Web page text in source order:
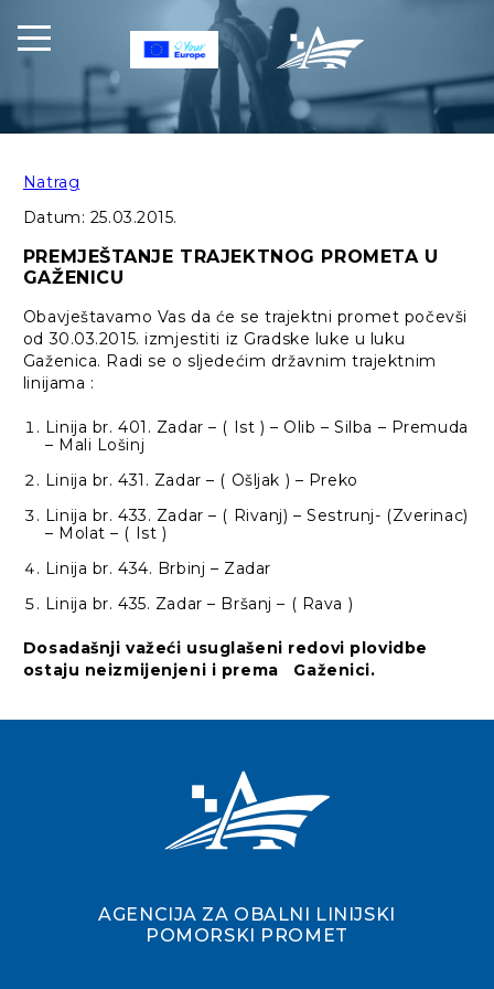
Natrag
Datum: 25.03.2015.
PREMJEŠTANJE TRAJEKTNOG PROMETA U
GAŽENICU
Obavještavamo Vas da će se trajektni promet počevši
od 30.03.2015. izmjestiti iz Gradske luke u luku
Gaženica. Radi se o sljedećim državnim trajektnim
linijama :
Linija br. 401. Zadar – ( Ist ) – Olib – Silba – Premuda
– Mali Lošinj
Linija br. 431. Zadar – ( Ošljak ) – Preko
Linija br. 433. Zadar – ( Rivanj) – Sestrunj- (Zverinac)
– Molat – ( Ist )
Linija br. 434. Brbinj – Zadar
Linija br. 435. Zadar – Bršanj – ( Rava )
Dosadašnji važeći usuglašeni redovi plovidbe
ostaju neizmijenjeni i prema Gaženici.
AGENCIJA ZA OBALNI LINIJSKI
POMORSKI PROMET